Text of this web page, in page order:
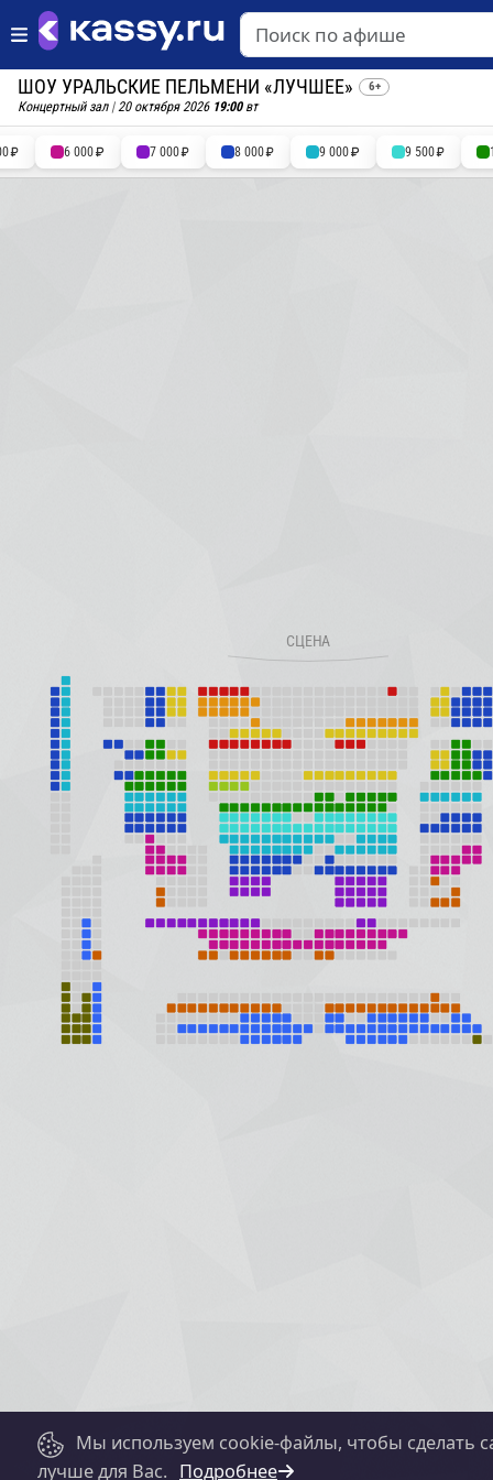
ШОУ УРАЛЬСКИЕ ПЕЛЬМЕНИ «ЛУЧШЕЕ» 6+
Концертный зал|20 октября 2026 19:00вт
6 000 7 000 8 000 9 000 9 500
Мы используем cookie-файлы, чтобы сделать
лучше для Вас. Подробнее